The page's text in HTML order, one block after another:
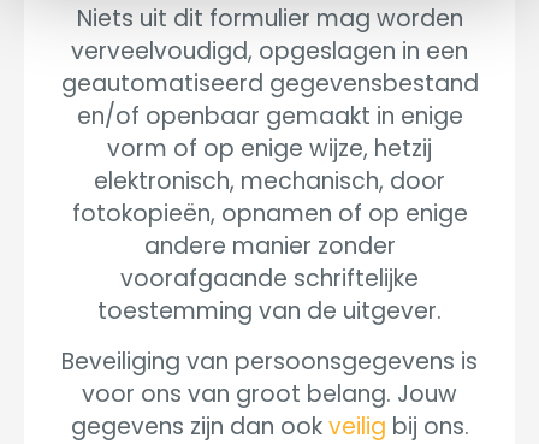
Niets uit dit formulier mag worden
verveelvoudigd, opgeslagen in een
geautomatiseerd gegevensbestand
en/of openbaar gemaakt in enige
vorm of op enige wijze, hetzij
elektronisch, mechanisch, door
fotokopieën, opnamen of op enige
andere manier zonder
voorafgaande schriftelijke
toestemming van de uitgever.
Beveiliging van persoonsgegevens is
voor ons van groot belang. Jouw
gegevens zijn dan ookveilig bij ons.